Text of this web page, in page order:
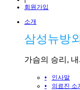
회원가입
소개
삼성뉴방
가슴의 승리,
•
인사말
•
의료진 소